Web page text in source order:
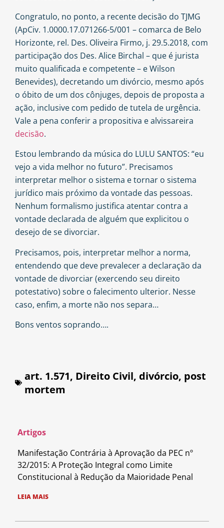
Congratulo, no ponto, a recente decisão do TJMG
(ApCiv. 1.0000.17.071266-5/001 – comarca de Belo
Horizonte, rel. Des. Oliveira Firmo, j. 29.5.2018, com
participação dos Des. Alice Birchal – que é jurista
muito qualificada e competente – e Wilson
Benevides), decretando um divórcio, mesmo após
o óbito de um dos cônjuges, depois de proposta a
ação, inclusive com pedido de tutela de urgência.
Vale a pena conferir a propositiva e alvissareira
decisão.
Estou lembrando da música do LULU SANTOS: “eu
vejo a vida melhor no futuro”. Precisamos
interpretar melhor o sistema e tornar o sistema
jurídico mais próximo da vontade das pessoas.
Nenhum formalismo justifica atentar contra a
vontade declarada de alguém que explicitou o
desejo de se divorciar.
Precisamos, pois, interpretar melhor a norma,
entendendo que deve prevalecer a declaração da
vontade de divorciar (exercendo seu direito
potestativo) sobre o falecimento ulterior. Nesse
caso, enfim, a morte não nos separa…
Bons ventos soprando….
art. 1.571, Direito Civil, divórcio, post
mortem
Artigos
Manifestação Contrária à Aprovação da PEC nº
32/2015: A Proteção Integral como Limite
Constitucional à Redução da Maioridade Penal
LEIA MAIS